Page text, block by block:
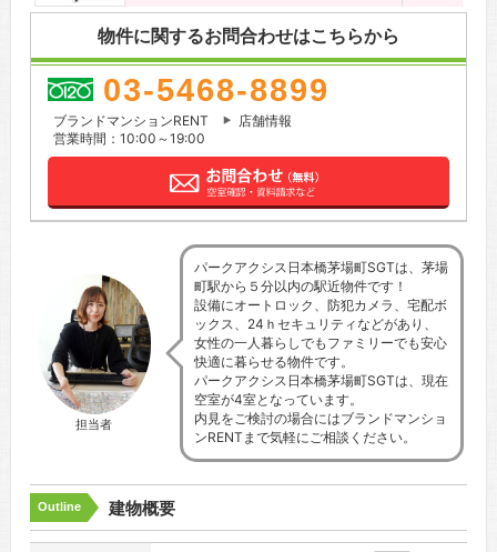
物件に関するお問合わせはこちらから
03-5468-8899
ブランドマンションRENT
店舗情報
営業時間：10:00～19:00
担当者
パークアクシス日本橋茅場町SGTは、茅場
町駅から５分以内の駅近物件です！
設備にオートロック、防犯カメラ、宅配ボ
ックス、24ｈセキュリティなどがあり、
女性の一人暮らしでもファミリーでも安心
快適に暮らせる物件です。
パークアクシス日本橋茅場町SGTは、現在
空室が4室となっています。
内見をご検討の場合にはブランドマンショ
ンRENTまで気軽にご相談ください。
Outline 建物概要